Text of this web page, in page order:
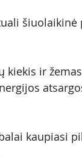
kiekis ir
kaupiasi